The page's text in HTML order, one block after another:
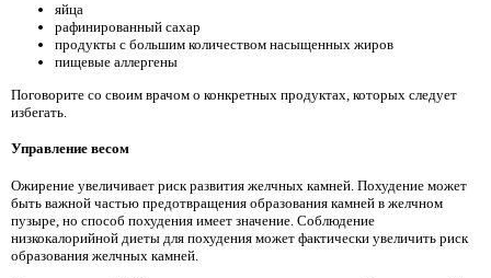
яйца
рафинированный сахар
продукты с большим количеством насыщенных жиров
пищевые аллергены
Поговорите со своим врачом о конкретных продуктах, которых следует
избегать.
Управление весом
Ожирение увеличивает риск развития желчных камней. Похудение может
быть важной частью предотвращения образования камней в желчном
пузыре, но способ похудения имеет значение. Соблюдение
низкокалорийной диеты для похудения может фактически увеличить риск
образования желчных камней.